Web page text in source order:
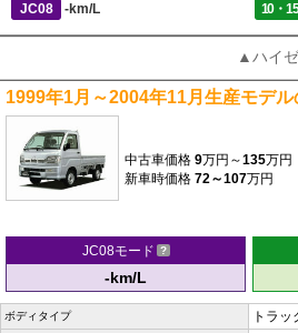
JC08
-km/L 10・15
▲ハイ
1999年1月～2004年11月生産モデル
中古車価格 9万円～135万円
新車時価格 72～107万円
JC08モード
-km/L
ボディタイプ トラッ